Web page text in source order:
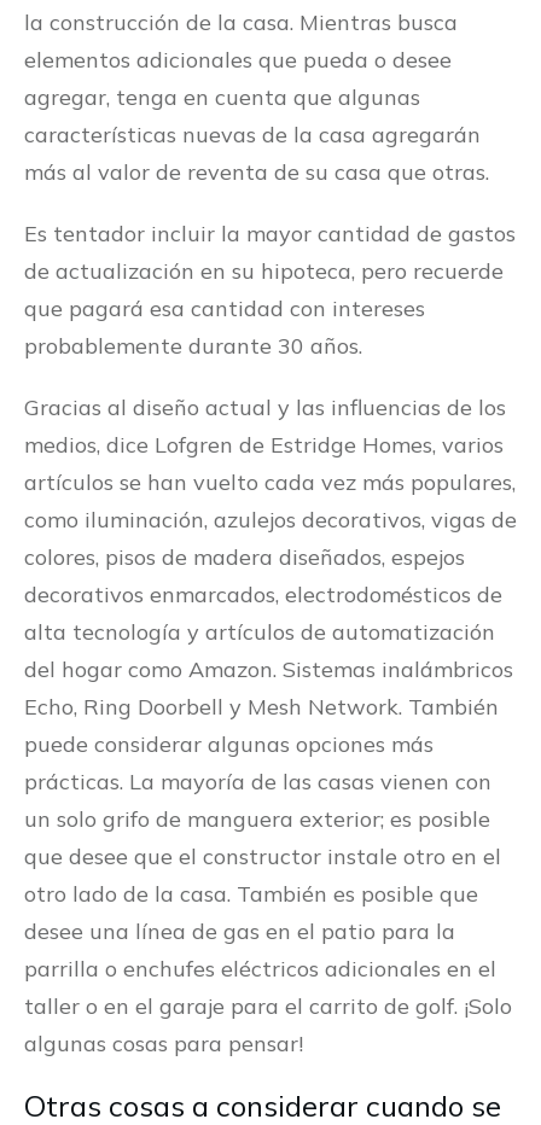
la construcción de la casa. Mientras busca
elementos adicionales que pueda o desee
agregar, tenga en cuenta que algunas
características nuevas de la casa agregarán
más al valor de reventa de su casa que otras.
Es tentador incluir la mayor cantidad de gastos
de actualización en su hipoteca, pero recuerde
que pagará esa cantidad con intereses
probablemente durante 30 años.
Gracias al diseño actual y las influencias de los
medios, dice Lofgren de Estridge Homes, varios
artículos se han vuelto cada vez más populares,
como iluminación, azulejos decorativos, vigas de
colores, pisos de madera diseñados, espejos
decorativos enmarcados, electrodomésticos de
alta tecnología y artículos de automatización
del hogar como Amazon. Sistemas inalámbricos
Echo, Ring Doorbell y Mesh Network. También
puede considerar algunas opciones más
prácticas. La mayoría de las casas vienen con
un solo grifo de manguera exterior; es posible
que desee que el constructor instale otro en el
otro lado de la casa. También es posible que
desee una línea de gas en el patio para la
parrilla o enchufes eléctricos adicionales en el
taller o en el garaje para el carrito de golf. ¡Solo
algunas cosas para pensar!
Otras cosas a considerar cuando se